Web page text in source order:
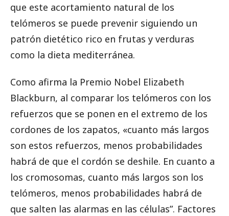
que este acortamiento natural de los
telómeros se puede prevenir siguiendo un
patrón dietético rico en frutas y verduras
como la dieta mediterránea.
Como afirma la Premio Nobel Elizabeth
Blackburn, al comparar los telómeros con los
refuerzos que se ponen en el extremo de los
cordones de los zapatos, «cuanto más largos
son estos refuerzos, menos probabilidades
habrá de que el cordón se deshile. En cuanto a
los cromosomas, cuanto más largos son los
telómeros, menos probabilidades habrá de
que salten las alarmas en las células”. Factores